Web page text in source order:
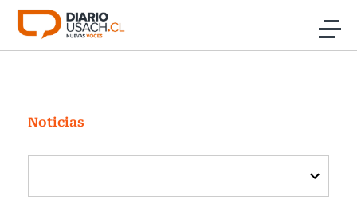
Click acá para ir directamente al contenido
Investigación
Cultura
Programas Radio y TV Usach
Noticias